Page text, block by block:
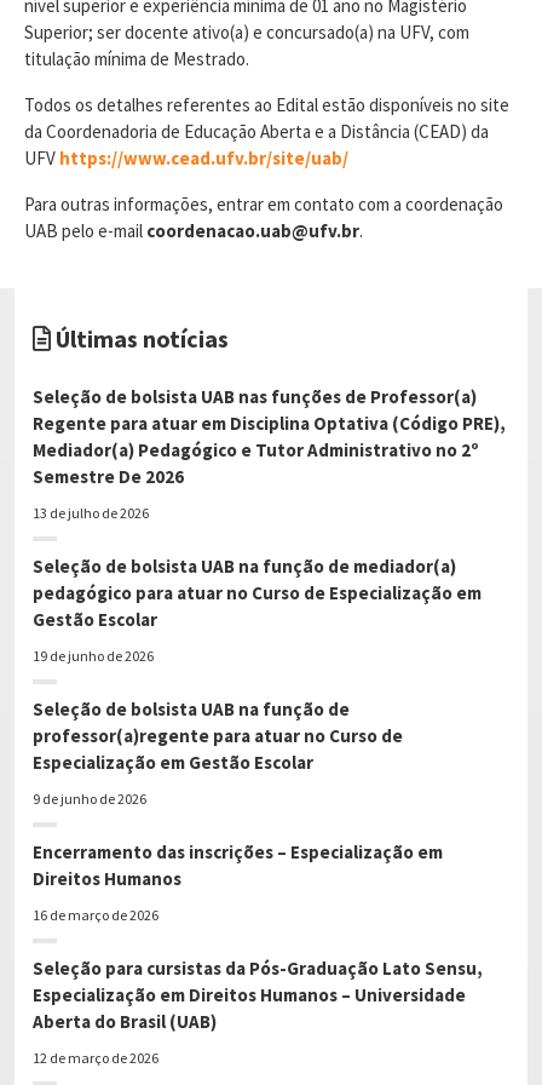
nível superior e experiência mínima de 01 ano no Magistério
Superior; ser docente ativo(a) e concursado(a) na UFV, com
titulação mínima de Mestrado.
Todos os detalhes referentes ao Edital estão disponíveis no site
da Coordenadoria de Educação Aberta e a Distância (CEAD) da
UFV https://www.cead.ufv.br/site/uab/
Para outras informações, entrar em contato com a coordenação
UAB pelo e-mail coordenacao.uab@ufv.br.
Últimas notícias
Seleção de bolsista UAB nas funções de Professor(a)
Regente para atuar em Disciplina Optativa (Código PRE),
Mediador(a) Pedagógico e Tutor Administrativo no 2º
Semestre De 2026
13 de julho de 2026
Seleção de bolsista UAB na função de mediador(a)
pedagógico para atuar no Curso de Especialização em
Gestão Escolar
19 de junho de 2026
Seleção de bolsista UAB na função de
professor(a)regente para atuar no Curso de
Especialização em Gestão Escolar
9 de junho de 2026
Encerramento das inscrições – Especialização em
Direitos Humanos
16 de março de 2026
Seleção para cursistas da Pós-Graduação Lato Sensu,
Especialização em Direitos Humanos – Universidade
Aberta do Brasil (UAB)
12 de março de 2026